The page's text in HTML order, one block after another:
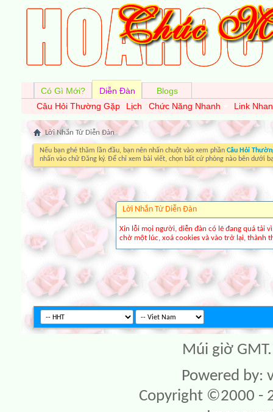
Có Gì Mới?
Diễn Đàn
Câu Hỏi Thường Gặp
Lịch Chức Năng Nhanh Link
Blogs
Lời Nhắn Từ Diễn Ðàn
Nếu bạn ghé thăm lần đầu, bạn nên nhấn chuột vào xem phần Câu Hỏi
nhấn vào chữ Đăng ký. Để chỉ xem bài viết, chọn bất cứ phòng nào bên dưới
Lời Nhắn Từ Diễn Ðàn
Xin lỗi mọi người, diễn đàn có lẽ đang quá tải
chờ một lúc, xoá cookies và vào trở lại, thành
Múi giờ
Powered by:
Copyright ©2000 -